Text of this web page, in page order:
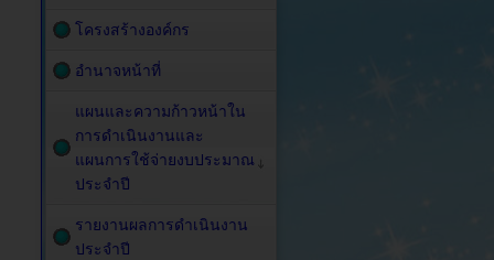
โครงสร้างองค์กร
อำนาจหน้าที่
แผนและความก้าวหน้าใน
การดำเนินงานและ
แผนการใช้จ่ายงบประมาณ
ประจำปี
รายงานผลการดำเนินงาน
ประจำปี